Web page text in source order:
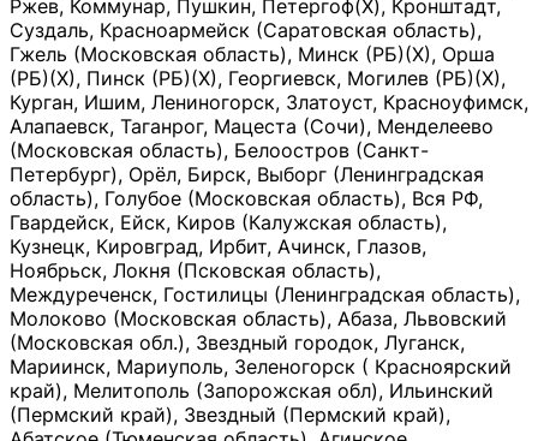
Ржев, Коммунар, Пушкин, Петергоф(Х), Кронштадт,
Суздаль, Красноармейск (Саратовская область),
Гжель (Московская область), Минск (РБ)(Х), Орша
(РБ)(Х), Пинск (РБ)(Х), Георгиевск, Могилев (РБ)(Х),
Курган, Ишим, Лениногорск, Златоуст, Красноуфимск,
Алапаевск, Таганрог, Мацеста (Сочи), Менделеево
(Московская область), Белоостров (Санкт-
Петербург), Орёл, Бирск, Выборг (Ленинградская
область), Голубое (Московская область), Вся РФ,
Гвардейск, Ейск, Киров (Калужская область),
Кузнецк, Кировград, Ирбит, Ачинск, Глазов,
Ноябрьск, Локня (Псковская область),
Междуреченск, Гостилицы (Ленинградская область),
Молоково (Московская область), Абаза, Львовский
(Московская обл.), Звездный городок, Луганск,
Мариинск, Мариуполь, Зеленогорск ( Красноярский
край), Мелитополь (Запорожская обл), Ильинский
(Пермский край), Звездный (Пермский край),